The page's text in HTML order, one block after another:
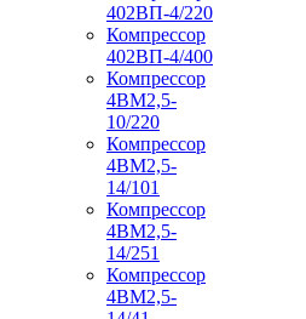
402ВП-4/220
Компрессор
402ВП-4/400
Компрессор
4ВМ2,5-
10/220
Компрессор
4ВМ2,5-
14/101
Компрессор
4ВМ2,5-
14/251
Компрессор
4ВМ2,5-